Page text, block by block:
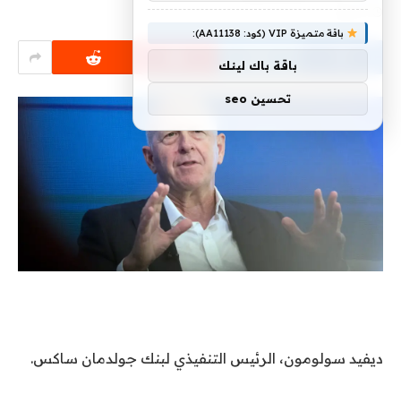
2 دقائق
ديفيد سولومون، الرئيس التنفيذي لبنك جولدمان ساكس.
باقة متميزة VIP (كود: AA11138):
باقة باك لينك
تحسين seo